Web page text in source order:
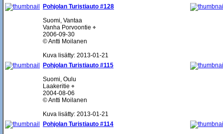
Pohjolan Turistiauto #128
Suomi, Vantaa
Vanha Porvoontie ⌖
2006-09-30
© Antti Moilanen
Kuva lisätty: 2013-01-21
Pohjolan Turistiauto #115
Suomi, Oulu
Laakeritie ⌖
2004-08-06
© Antti Moilanen
Kuva lisätty: 2013-01-21
Pohjolan Turistiauto #114